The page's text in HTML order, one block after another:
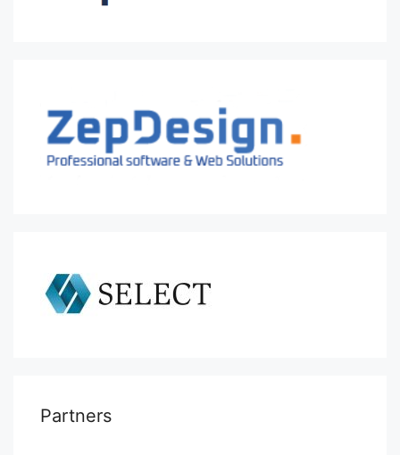
Partners